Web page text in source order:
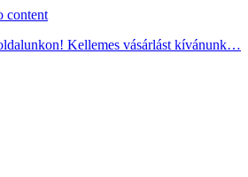
content
Kellemes vásárlást kívánunk…